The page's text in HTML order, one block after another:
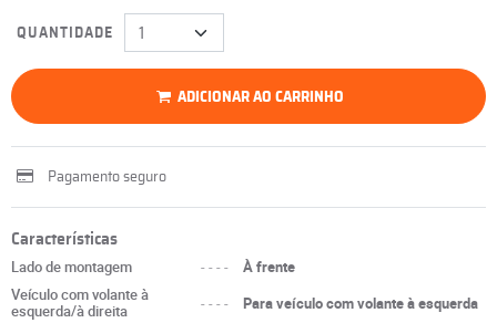
QUANTIDADE
ADICIONAR AO CARRINHO
Pagamento seguro
Características
Lado de montagem ----
À frente
Veículo com volante à
esquerda/à direita
----
Para veículo com volante à esquerda